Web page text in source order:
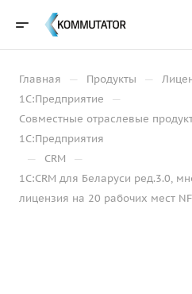
Главная — Продукты —
1С:Предприятие —
Совместные отраслевые
1С:Предприятия
— CRM —
1С:CRM для Беларуси ред.3.0,
лицензия на 20 рабочих мест